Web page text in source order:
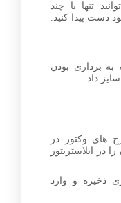
تنها با چند
دست پیدا کنید.
به برداری بودن
داد.
های وکتور در
را در ایلاستریتور
ذخیره و وارد